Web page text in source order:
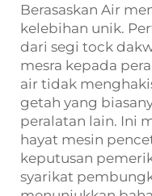
Berasaskan Air
kelebihan unik.
dari segi tock
mesra kepada
air tidak
getah yang
peralatan lain. Ini
hayat mesin
keputusan
syarikat